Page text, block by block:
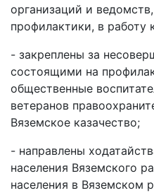
организаций и
профилактики, в работу
- закреплены за
состоящими на
общественные
ветеранов
Вяземское казачество;
- направлены
населения Вяземского
населения в Вяземском